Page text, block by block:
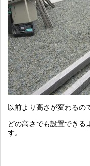
以前より高さが変わるの
どの高さでも設置できる
す。